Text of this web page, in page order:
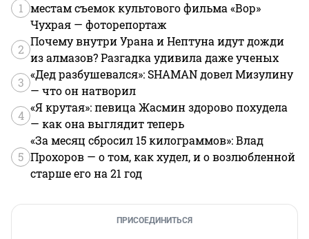
1 местам съемок культового фильма «Вор»
Чухрая — фоторепортаж
2
Почему внутри Урана и Нептуна идут дожди
из алмазов? Разгадка удивила даже ученых
3
«Дед разбушевался»: SHAMAN довел Мизулину
— что он натворил
4
«Я крутая»: певица Жасмин здорово похудела
— как она выглядит теперь
5
«За месяц сбросил 15 килограммов»: Влад
Прохоров — о том, как худел, и о возлюбленной
старше его на 21 год
ПРИСОЕДИНИТЬСЯ